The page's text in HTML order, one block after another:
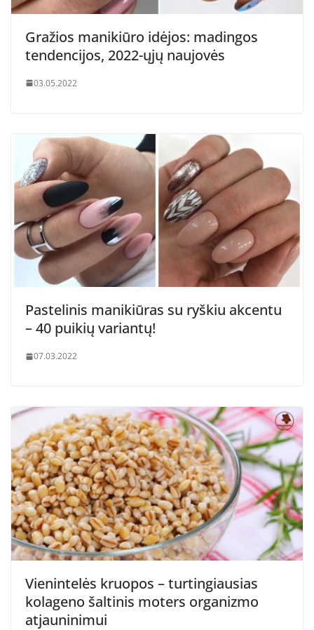
Gražios manikiūro idėjos: madingos
tendencijos, 2022-ųjų naujovės
03.05.2022
Pastelinis manikiūras su ryškiu akcentu
– 40 puikių variantų!
07.03.2022
Vienintelės kruopos – turtingiausias
kolageno šaltinis moters organizmo
atjauninimui